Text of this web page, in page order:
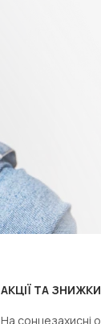
АКЦІЇ ТА ЗНИЖКИ
На сонцезахисні